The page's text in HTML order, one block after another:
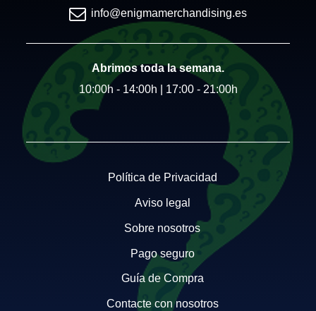
info@enigmamerchandising.es
Abrimos toda la semana.
10:00h - 14:00h | 17:00 - 21:00h
Política de Privacidad
Aviso legal
Sobre nosotros
Pago seguro
Guía de Compra
Contacte con nosotros